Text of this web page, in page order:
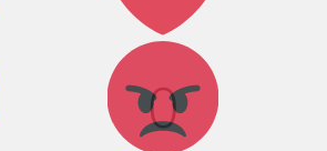
0
Агрессия!